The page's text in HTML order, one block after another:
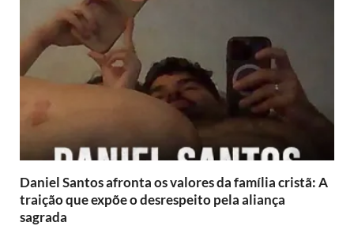
Daniel Santos afronta os valores da família cristã: A
traição que expõe o desrespeito pela aliança
sagrada